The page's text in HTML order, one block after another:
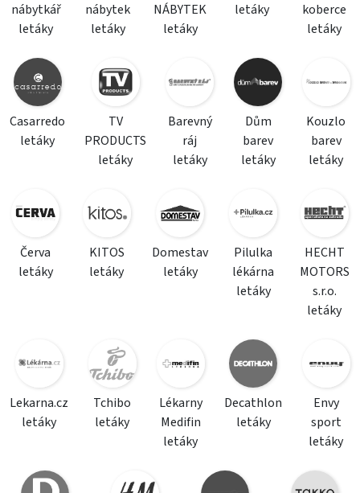
nábytkář
letáky
nábytek
letáky
NÁBYTEK
letáky
letáky
koberce
letáky
Casarredo
letáky
TV
PRODUCTS
letáky
Barevný
ráj
letáky
Dům
barev
letáky
Kouzlo
barev
letáky
Červa
letáky
KITOS
letáky
Domestav
letáky
Pilulka
lékárna
letáky
HECHT
MOTORS
s.r.o.
letáky
Lekarna.cz
letáky
Tchibo
letáky
Lékarny
Medifin
letáky
Decathlon
letáky
Envy
sport
letáky